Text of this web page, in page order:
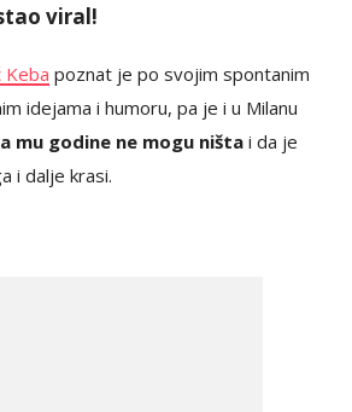
viral!
Keba poznat je po svojim spontanim
idejama i humoru, pa je i u Milanu
mu godine ne mogu ništa i da je
i dalje krasi.